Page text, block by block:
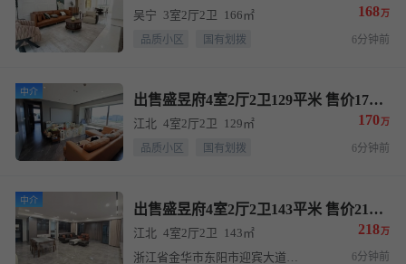
吴宁 3室2厅2卫 166㎡ 168万
品质小区 国有划拨 6分钟前
中介
出售盛昱府4室2厅2卫129平米 售价170万
江北 4室2厅2卫 129㎡ 170万
品质小区 国有划拨 6分钟前
中介
出售盛昱府4室2厅2卫143平米 售价218万
江北 4室2厅2卫 143㎡ 218万
6分钟前